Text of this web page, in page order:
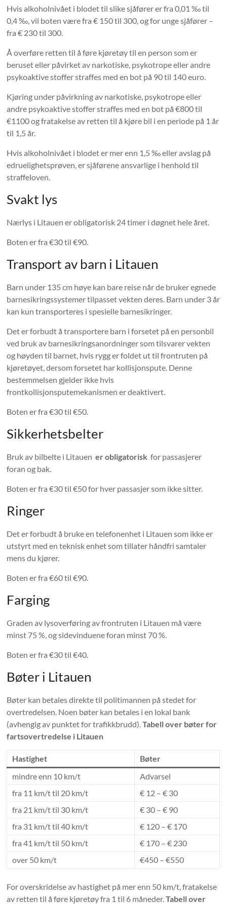
Hvis alkoholnivået i blodet til slike sjåfører er fra 0,01 ‰ til
0,4 ‰, vil boten være fra € 150 til 300, og for unge sjåfører –
fra € 230 til 300.
Å overføre retten til å føre kjøretøy til en person som er
beruset eller påvirket av narkotiske, psykotrope eller andre
psykoaktive stoffer straffes med en bot på 90 til 140 euro.
Kjøring under påvirkning av narkotiske, psykotrope eller
andre psykoaktive stoffer straffes med en bot på €800 til
€1100 og fratakelse av retten til å kjøre bil i en periode på 1 år
til 1,5 år.
Hvis alkoholnivået i blodet er mer enn 1,5 ‰ eller avslag på
edruelighetsprøven, er sjåførene ansvarlige i henhold til
straffeloven.
Svakt lys
Nærlys i Litauen er obligatorisk 24 timer i døgnet hele året.
Boten er fra €30 til €90.
Transport av barn i Litauen
Barn under 135 cm høye kan bare reise når de bruker egnede
barnesikringssystemer tilpasset vekten deres. Barn under 3 år
kan kun transporteres i spesielle barnesikringer.
Det er forbudt å transportere barn i forsetet på en personbil
ved bruk av barnesikringsanordninger som tilsvarer vekten
og høyden til barnet, hvis rygg er foldet ut til frontruten på
kjøretøyet, dersom forsetet har kollisjonspute. Denne
bestemmelsen gjelder ikke hvis
frontkollisjonsputemekanismen er deaktivert.
Boten er fra €30 til €50.
Sikkerhetsbelter
Bruk av bilbelte i Litauener obligatorisk for passasjerer
foran og bak.
Boten er fra €30 til €50 for hver passasjer som ikke sitter.
Ringer
Det er forbudt å bruke en telefonenhet i Litauen som ikke er
utstyrt med en teknisk enhet som tillater håndfri samtaler
mens du kjører.
Boten er fra €60 til €90.
Farging
Graden av lysoverføring av frontruten i Litauen må være
minst 75 %, og sidevinduene foran minst 70 %.
Boten er fra €30 til €40.
Bøter i Litauen
Bøter kan betales direkte til politimannen på stedet for
overtredelsen. Noen bøter kan betales i en lokal bank
(avhengig av punktet for trafikkbrudd).Tabell over bøter for
fartsovertredelse i Litauen
Hastighet
Bøter
mindre enn 10 km/t
Advarsel
fra 11 km/t til 20 km/t
€ 12 – € 30
fra 21 km/t til 30 km/t
€ 30 – € 90
fra 31 km/t til 40 km/t
€ 120 – € 170
fra 41 km/t til 50 km/t
€ 170 – € 230
over 50 km/t
€450 – €550
For overskridelse av hastighet på mer enn 50 km/t, fratakelse
av retten til å føre kjøretøy fra 1 til 6 måneder.Tabell over